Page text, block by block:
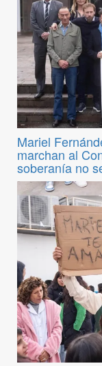
Mariel
marchan al
soberanía no